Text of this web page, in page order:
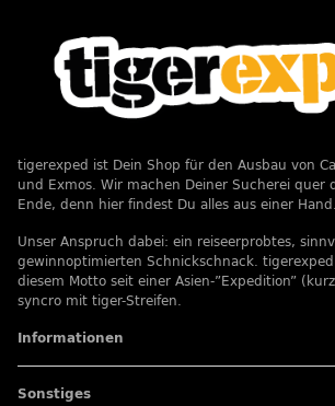
tigerexped ist Dein Shop für den Ausbau von
und Exmos. Wir machen Deiner Sucherei quer
Ende, denn hier findest Du alles aus einer Hand.
Unser Anspruch dabei: ein reiseerprobtes,
gewinnoptimierten Schnickschnack.
diesem Motto seit einer Asien-”Expedition”
syncro mit tiger-Streifen.
Informationen
Sonstiges